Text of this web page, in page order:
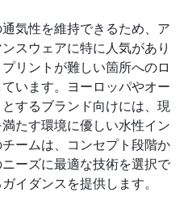
気性を維持できるため、ア
スウェアに特に人気があり
リントが難しい箇所へのロ
います。ヨーロッパやオー
するブランド向けには、現
たす環境に優しい水性イン
ームは、コンセプト段階か
ーズに最適な技術を選択で
イダンスを提供します。